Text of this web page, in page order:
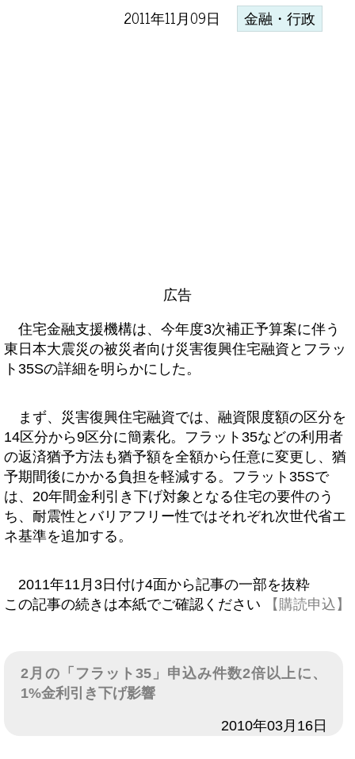
2011年11月09日 金融・行政
広告
住宅金融支援機構は、今年度3次補正予算案に伴う
東日本大震災の被災者向け災害復興住宅融資とフラッ
ト35Sの詳細を明らかにした。
まず、災害復興住宅融資では、融資限度額の区分を
14区分から9区分に簡素化。フラット35などの利用者
の返済猶予方法も猶予額を全額から任意に変更し、猶
予期間後にかかる負担を軽減する。フラット35Sで
は、20年間金利引き下げ対象となる住宅の要件のう
ち、耐震性とバリアフリー性ではそれぞれ次世代省エ
ネ基準を追加する。
2011年11月3日付け4面から記事の一部を抜粋
この記事の続きは本紙でご確認ください
【購読申込】
2月の「フラット35」申込み件数2倍以上に、
1%金利引き下げ影響
2010年03月16日